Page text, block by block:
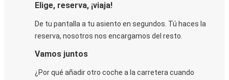
Elige, reserva, ¡viaja!
De tu pantalla a tu asiento en segundos. Tú haces la
reserva, nosotros nos encargamos del resto.
Vamos juntos
¿Por qué añadir otro coche a la carretera cuando